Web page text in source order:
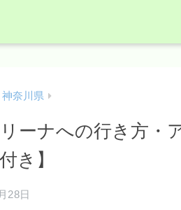
神奈川県
ーナへの行き方・
き】
28日